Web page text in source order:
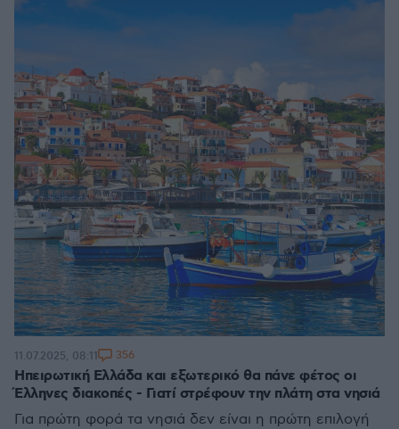
Ηπειρωτική Ελλάδα και εξωτερικό θα πάνε φέτος οι
Έλληνες διακοπές - Γιατί στρέφουν την πλάτη στα νησιά
Για πρώτη φορά τα νησιά δεν είναι η πρώτη επιλογή
11.07.2025, 08:11 356